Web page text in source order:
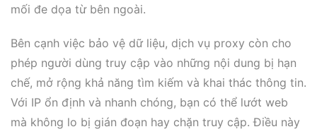
mối đe dọa từ bên ngoài.
Bên cạnh việc bảo vệ dữ liệu, dịch vụ proxy còn cho
phép người dùng truy cập vào những nội dung bị hạn
chế, mở rộng khả năng tìm kiếm và khai thác thông tin.
Với IP ổn định và nhanh chóng, bạn có thể lướt web
mà không lo bị gián đoạn hay chặn truy cập. Điều này